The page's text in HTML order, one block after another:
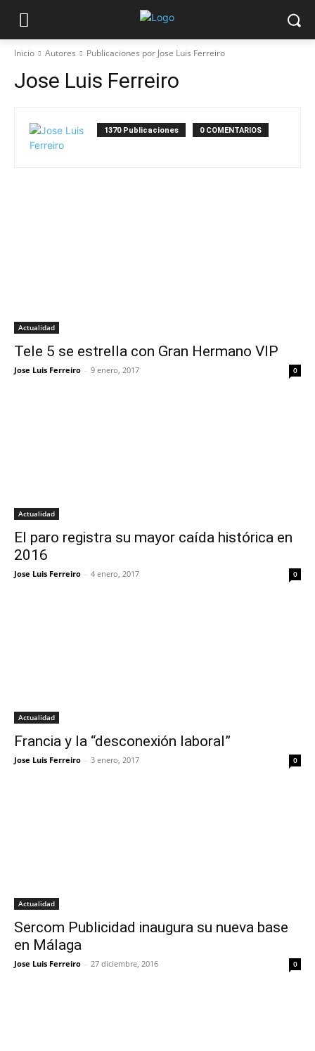
Inicio Autores Publicaciones por Jose Luis Ferreiro
Jose Luis Ferreiro
1370 Publicaciones 0 COMENTARIOS
Actualidad
Tele 5 se estrella con Gran Hermano VIP
Jose Luis Ferreiro - 9 enero, 2017 0
Actualidad
El paro registra su mayor caída histórica en
2016
Jose Luis Ferreiro - 4 enero, 2017 0
Actualidad
Francia y la “desconexión laboral”
Jose Luis Ferreiro - 3 enero, 2017 0
Actualidad
Sercom Publicidad inaugura su nueva base
en Málaga
Jose Luis Ferreiro - 27 diciembre, 2016 0